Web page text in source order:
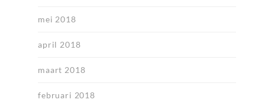
mei 2018
april 2018
maart 2018
februari 2018